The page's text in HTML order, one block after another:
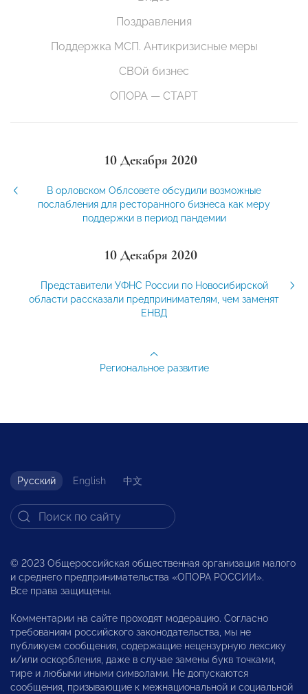
Поздравления
Поддержка МСП. Антикризисные меры
СВОй бизнес
ОПОРА — СТАРТ
10 Декабря 2020
В орловском Облсовете обсудили возможные
послабления для ресторанного бизнеса как меру
поддержки в период пандемии
10 Декабря 2020
Представители УФНС России по Новосибирской
области рассказали предпринимателям, чем заменят
ЕНВД
Региональное развитие
Русский English 中文
© 2023 Общероссийская общественная организация малого
и среднего предпринимательства «ОПОРА РОССИИ».
Все права защищены.
Комментарии на сайте проходят модерацию. Согласно
требованиям российского законодательства, мы не
публикуем сообщения, содержащие нецензурную лексику
и/или оскорбления, даже в случае замены букв точками,
тире и любыми иными символами. Не допускаются
сообщения, призывающие к межнациональной и социальной